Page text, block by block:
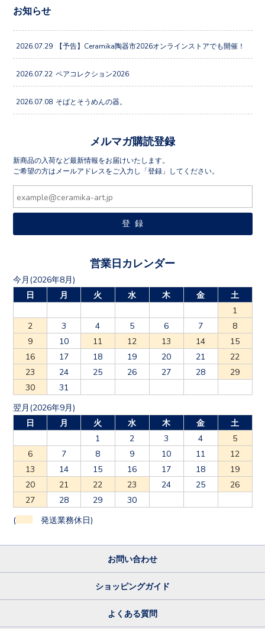
お知らせ
2026.07.29 【予告】Ceramika陶器市2026オンラインストアでも開催！
2026.07.22 ペアコレクション2026
2026.07.08 そばとそうめんの器。
メルマガ購読登録
新商品の入荷など最新情報をお届けいたします。
ご希望の方はメールアドレスをご入力し「登録」してください。
営業日カレンダー
今月(2026年8月)
日
月 火 水 木 金
土
1
2
3 4 5 6 7
8
9
10 11 12 13 14
15
16
17 18 19 20 21
22
23
24 25 26 27 28
29
30
31
翌月(2026年9月)
日
月 火 水 木 金
土
1
2 3 4
5
6
7 8 9 10 11
12
13
14 15 16 17 18
19
20
21 22 23 24 25
26
27
28 29 30
( 発送業務休日)
お問い合わせ
ショッピングガイド
よくある質問